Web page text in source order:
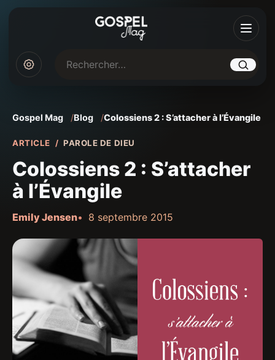
Rechercher sur Gospel Mag
Gospel Mag Blog Colossiens 2 : S’attacher à l’Évangile
ARTICLE PAROLE DE DIEU
Colossiens 2 : S’attacher
à l’Évangile
Emily Jensen 8 septembre 2015